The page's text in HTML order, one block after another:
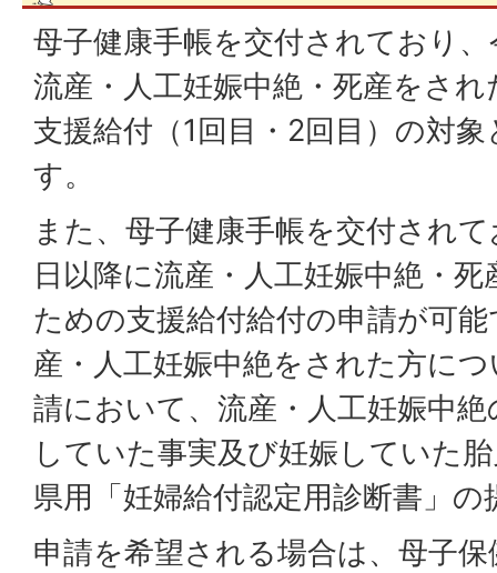
母子健康手帳を交付されており
流産・人工妊娠中絶・死産をさ
支援給付（1回目・2回目）の対
す。
また、母子健康手帳を交付され
日以降に流産・人工妊娠中絶・
ための支援給付給付の申請が可
産・人工妊娠中絶をされた方に
請において、流産・人工妊娠中
していた事実及び妊娠していた
県用「妊婦給付認定用診断書」
申請を希望される場合は、母子